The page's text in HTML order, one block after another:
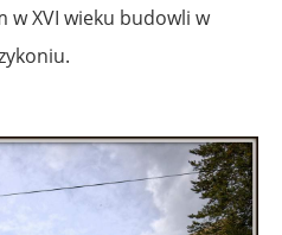
w XVI wieku budowli w